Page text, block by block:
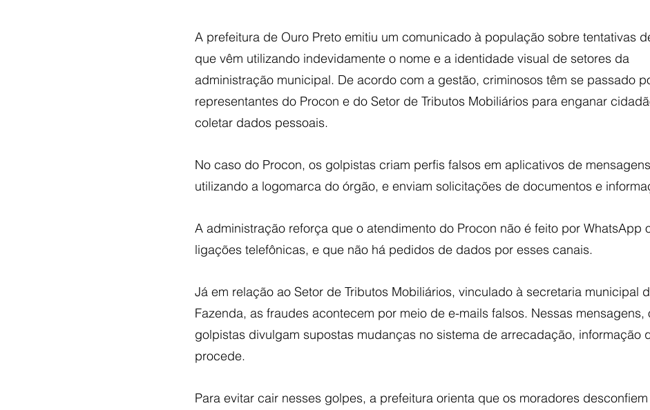
A prefeitura de Ouro Preto emitiu um comunicado à população sobre tentativas
que vêm utilizando indevidamente o nome e a identidade visual de setores da
administração municipal. De acordo com a gestão, criminosos têm se passado
representantes do Procon e do Setor de Tributos Mobiliários para enganar
coletar dados pessoais.
No caso do Procon, os golpistas criam perfis falsos em aplicativos de
utilizando a logomarca do órgão, e enviam solicitações de documentos e
A administração reforça que o atendimento do Procon não é feito por WhatsApp
ligações telefônicas, e que não há pedidos de dados por esses canais.
Já em relação ao Setor de Tributos Mobiliários, vinculado à secretaria municipal
Fazenda, as fraudes acontecem por meio de e-mails falsos. Nessas mensagens,
golpistas divulgam supostas mudanças no sistema de arrecadação, informação
procede.
Para evitar cair nesses golpes, a prefeitura orienta que os moradores